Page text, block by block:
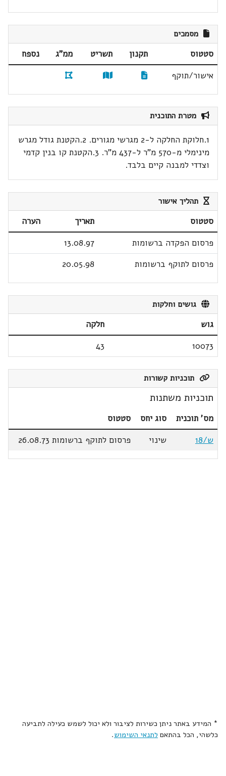
מסמכים
סטטוס תקנון תשריט ממ"ג
נספח
אישור/תוקף
מטרת התוכנית
1.חלוקת החלקה ל-2 מגרשי מגורים. 2.הקטנת גודל מגרש
מינימלי מ-570 מ"ר ל-437 מ"ר. 3.הקטנת קו בנין קדמי
וצדדי למבנה קיים בלבד.
תהליך אישור
סטטוס תאריך
הערה
פרסום הפקדה ברשומות
13.08.97
פרסום לתוקף ברשומות
20.05.98
גושים וחלקות
גוש
חלקה
10073
43
תוכניות קשורות
תוכניות משתנות
מס' תוכנית סוג יחס
סטטוס
ש/18
שינוי פרסום לתוקף ברשומות 26.08.73
* המידע באתר ניתן כשירות לציבור ולא יכול לשמש כעילה לתביעה
כלשהי, הכל בהתאם לתנאי השימוש.